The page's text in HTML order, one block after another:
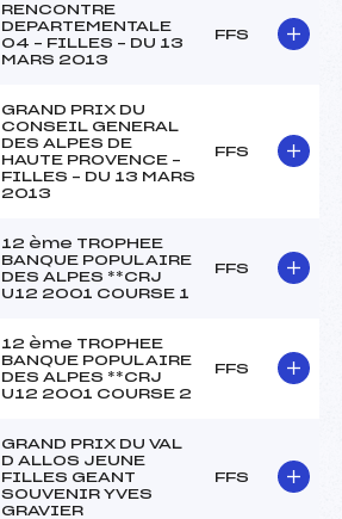
RENCONTRE
DEPARTEMENTALE
04 – FILLES – DU 13
MARS 2013
FFS
GRAND PRIX DU
CONSEIL GENERAL
DES ALPES DE
HAUTE PROVENCE –
FILLES – DU 13 MARS
2013
FFS
12 ème TROPHEE
BANQUE POPULAIRE
DES ALPES **CRJ
U12 2001 COURSE 1
FFS
12 ème TROPHEE
BANQUE POPULAIRE
DES ALPES **CRJ
U12 2001 COURSE 2
FFS
GRAND PRIX DU VAL
D ALLOS JEUNE
FILLES GEANT
SOUVENIR YVES
GRAVIER
FFS